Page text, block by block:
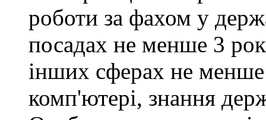
роботи за фахом у
посадах не менше 3
інших сферах не
комп'ютері, знання